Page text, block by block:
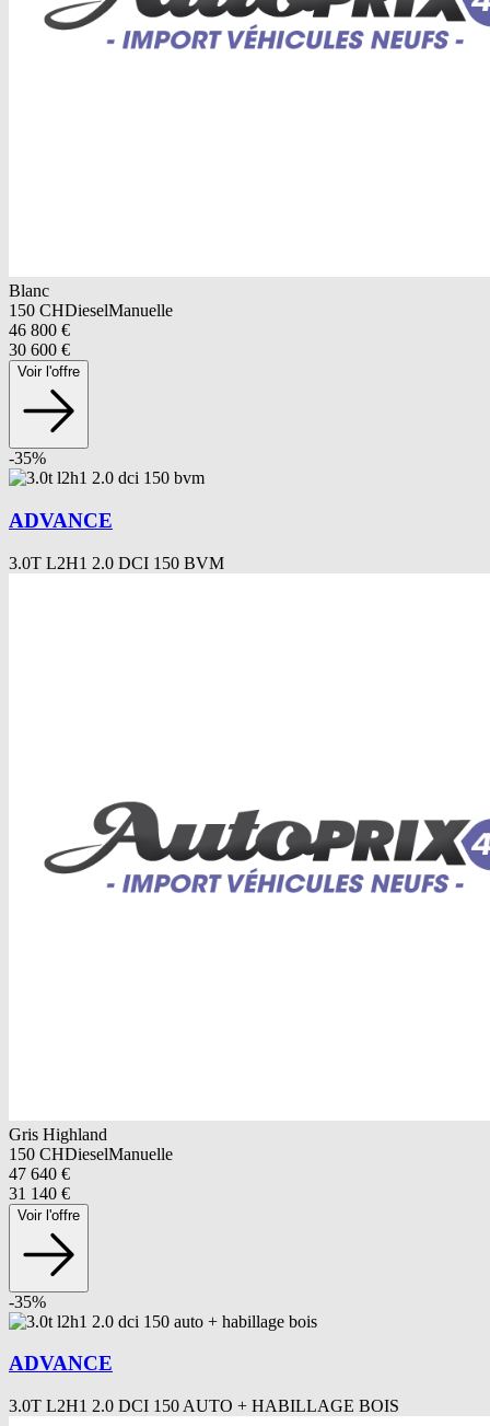
Blanc
150 CHDieselManuelle
46 800 €
30 600 €
Voir l'offre
-35%
ADVANCE
3.0T L2H1 2.0 DCI 150 BVM
Gris Highland
150 CHDieselManuelle
47 640 €
31 140 €
Voir l'offre
-35%
ADVANCE
3.0T L2H1 2.0 DCI 150 AUTO + HABILLAGE BOIS